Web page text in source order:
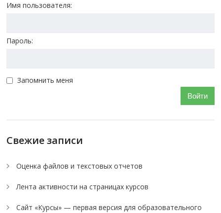
Имя пользователя:
Пароль:
Запомнить меня
Войти
Свежие записи
Оценка файлов и текстовых отчетов
Лента активности на страницах курсов
Сайт «Курсы» — первая версия для образовательного